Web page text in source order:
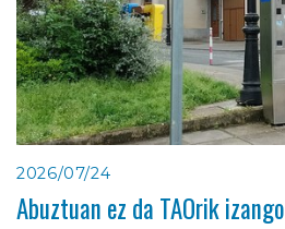
2026/07/24
Abuztuan ez da TAOrik izango